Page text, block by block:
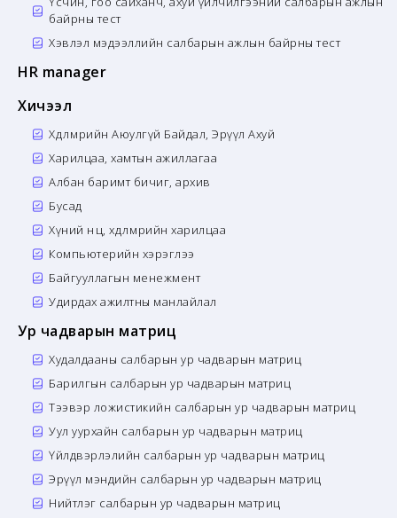
байрны тест
Хэвлэл мэдээллийн салбарын ажлын байрны тест
HR manager
Хичээл
Хөдөлмөрийн Аюулгүй Байдал, Эрүүл Ахуй
Харилцаа, хамтын ажиллагаа
Албан баримт бичиг, архив
Бусад
Хүний нөөц, хөдөлмөрийн харилцаа
Компьютерийн хэрэглээ
Байгууллагын менежмент
Удирдах ажилтны манлайлал
Ур чадварын матриц
Худалдааны салбарын ур чадварын матриц
Барилгын салбарын ур чадварын матриц
Тээвэр ложистикийн салбарын ур чадварын матриц
Уул уурхайн салбарын ур чадварын матриц
Үйлдвэрлэлийн салбарын ур чадварын матриц
Эрүүл мэндийн салбарын ур чадварын матриц
Нийтлэг салбарын ур чадварын матриц